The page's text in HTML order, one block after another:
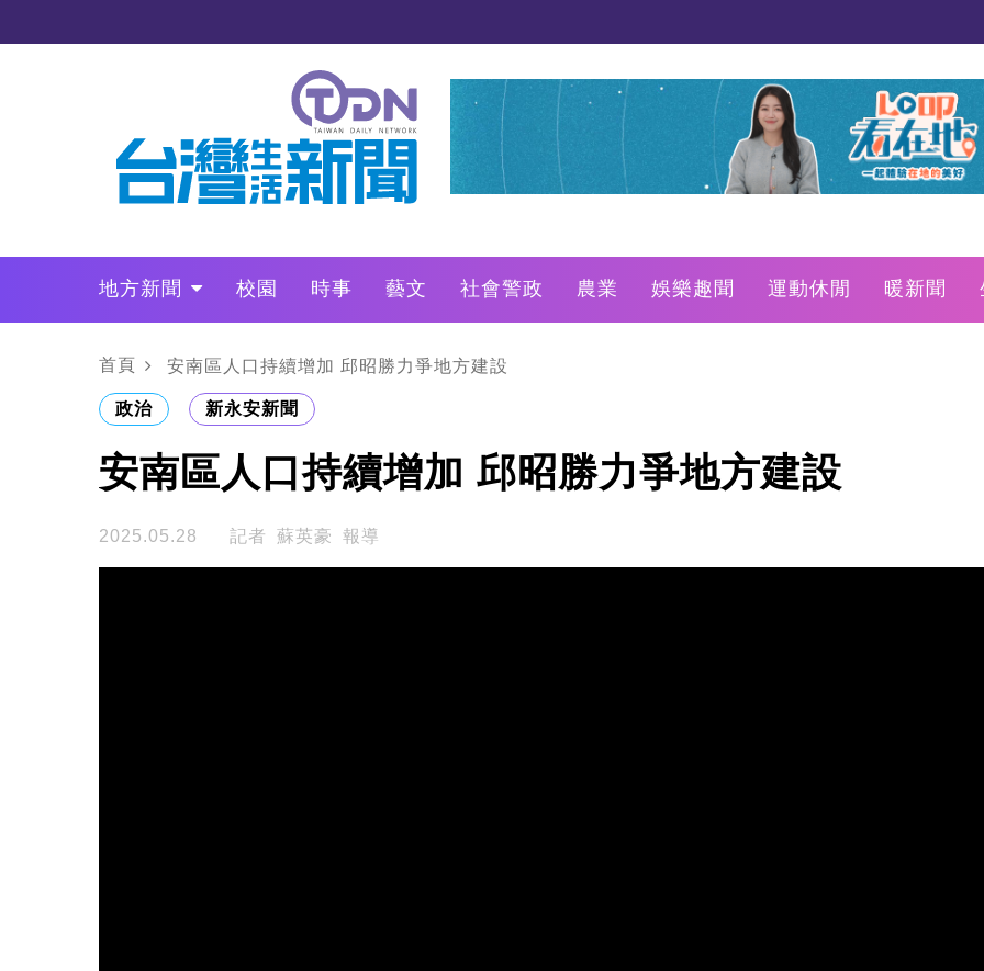
地方新聞 校園 時事 藝文 社會警政 農業 娛樂趣聞 運動休閒 暖新聞
政治
財經 LO叩敲敲門
首頁 安南區人口持續增加 邱昭勝力爭地方建設
政治 新永安新聞
安南區人口持續增加 邱昭勝力爭地方建設
2025.05.28 記者 蘇英豪 報導